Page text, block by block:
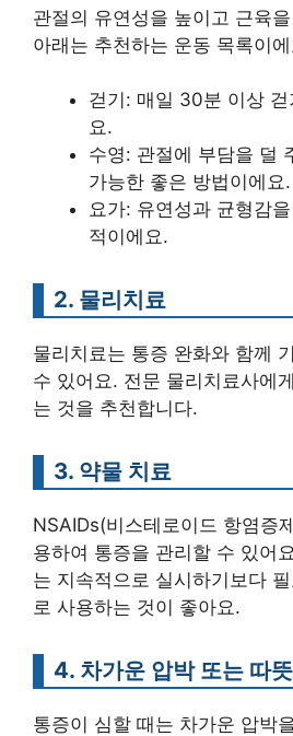
관절의 유연성을 높이고 근육
아래는 추천하는 운동 목록이
걷기: 매일 30분 이상 걷
요.
수영: 관절에 부담을 덜
가능한 좋은 방법이에요.
요가: 유연성과 균형감
적이에요.
2. 물리치료
물리치료는 통증 완화와 함께
수 있어요. 전문 물리치료사에
는 것을 추천합니다.
3. 약물 치료
NSAIDs(비스테로이드 항염증
용하여 통증을 관리할 수 있어
는 지속적으로 실시하기보다
로 사용하는 것이 좋아요.
4. 차가운 압박 또는 따
통증이 심할 때는 차가운 압박